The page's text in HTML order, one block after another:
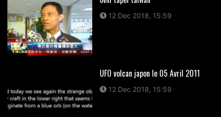
12 Dec 2018, 15:59
UFO volcan japon le 05 Avril 2011
12 Dec 2018, 15:59